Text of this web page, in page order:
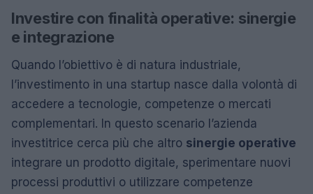
Investire con finalità operative: sinergie
e integrazione
Quando l’obiettivo è di natura industriale,
l’investimento in una startup nasce dalla volontà di
accedere a tecnologie, competenze o mercati
complementari. In questo scenario l’azienda
investitrice cerca più che altro sinergie operative
integrare un prodotto digitale, sperimentare nuovi
processi produttivi o utilizzare competenze